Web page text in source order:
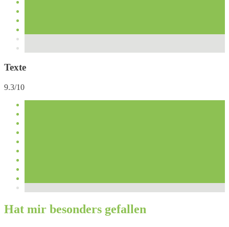
Texte
9.3/10
Hat mir besonders gefallen